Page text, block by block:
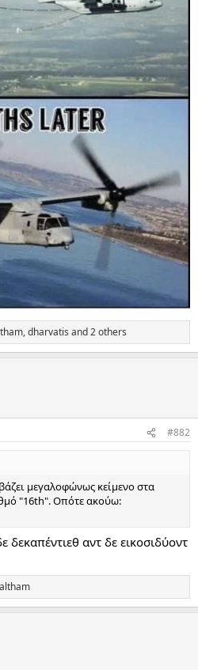
,dharvatis and 2 others
#882
μεγαλοφώνως κείμενο στα
"16th". Οπότε ακούω:
αντ δε εικοσιδύοντ